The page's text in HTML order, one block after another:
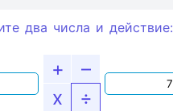
два числа и действие:
+
–
x
÷